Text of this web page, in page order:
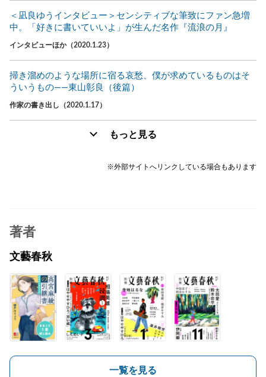
＜凪良ゆうインタビュー＞センシティブな筆致にファン急増
中。「好きに書いていいよ」が生んだ名作『流浪の月』
インタビューほか（2020.1.23）
掃き溜めのような場所に宿る哀愁、僕が求めているものはそ
ういうもの――東山彰良（後篇）
作家の書き出し（2020.1.17）
もっと見る
※外部サイトへリンクしている場合もあります
著者
文藝春秋
一覧を見る